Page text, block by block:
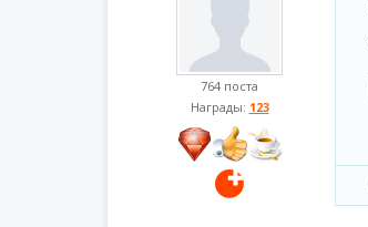
764 поста
Награды: 123